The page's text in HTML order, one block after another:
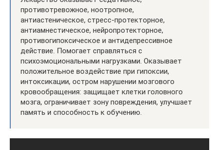
противотревожное, ноотропное,
антиастеническое, стресс-протекторное,
антиамнестическое, нейропротекторное,
противогипоксическое и антидепрессивное
действие. Помогает справляться с
психоэмоциональными нагрузками. Оказывает
положительное воздействие при гипоксии,
интоксикации, остром нарушении мозгового
кровообращения: защищает клетки головного
мозга, ограничивает зону повреждения, улучшает
память и способность к обучению.